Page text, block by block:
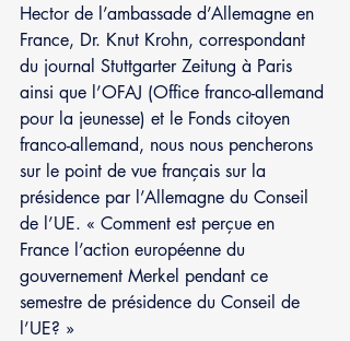
Hector de l’ambassade d’Allemagne en
France, Dr. Knut Krohn, correspondant
du journal Stuttgarter Zeitung à Paris
ainsi que l’OFAJ (Office franco-allemand
pour la jeunesse) et le Fonds citoyen
franco-allemand, nous nous pencherons
sur le point de vue français sur la
présidence par l’Allemagne du Conseil
de l’UE. « Comment est perçue en
France l’action européenne du
gouvernement Merkel pendant ce
semestre de présidence du Conseil de
l’UE? »